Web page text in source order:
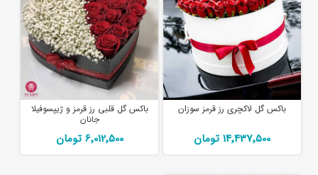
باکس گل لاکچری رز قرمز سوزان
14٬437٬500 تومان
باکس گل قلبی رز قرمز و ژیپسوفیلا
جانان
6٬012٬500 تومان